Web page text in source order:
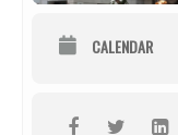
CALENDAR